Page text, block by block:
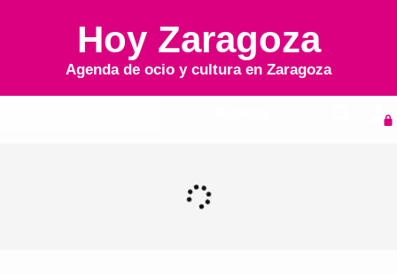
Hoy Zaragoza
Agenda de ocio y cultura en Zaragoza